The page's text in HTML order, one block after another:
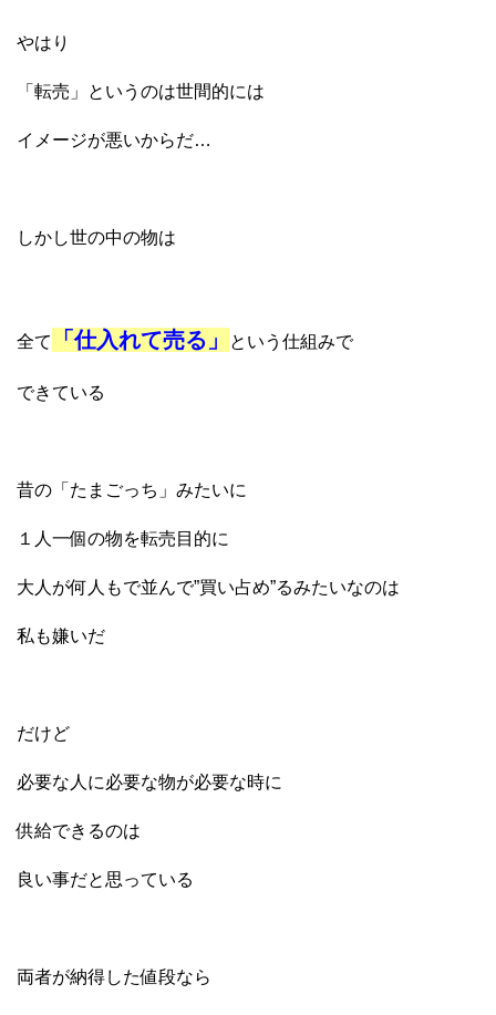
やはり
「転売」というのは世間的には
イメージが悪いからだ…
しかし世の中の物は
全て 「仕入れて売る」 という仕組みで
できている
昔の「たまごっち」みたいに
１人一個の物を転売目的に
大人が何人もで並んで”買い占め”るみたいなのは
私も嫌いだ
だけど
必要な人に必要な物が必要な時に
供給できるのは
良い事だと思っている
両者が納得した値段なら